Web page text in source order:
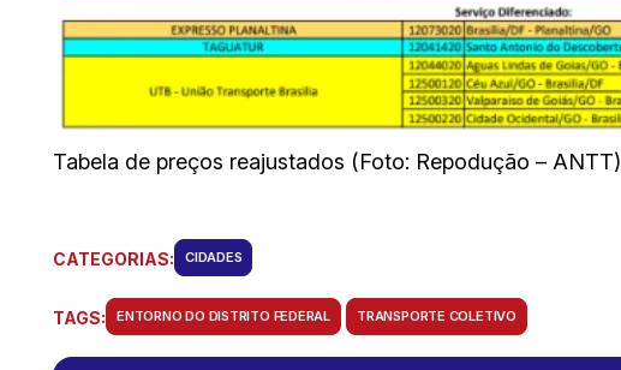
Tabela de preços reajustados (Foto: Repodução – ANTT)
CATEGORIAS: CIDADES
TAGS: ENTORNO DO DISTRITO FEDERAL TRANSPORTE COLETIVO